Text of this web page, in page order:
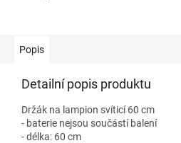
Popis
Detailní popis produktu
Držák na lampion svíticí 60 cm
- baterie nejsou součástí balení
- délka: 60 cm